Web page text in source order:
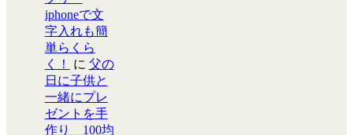
iphoneで文
字入れも簡
単らくら
く！
に 父の
日に子供と
一緒にプレ
ゼントを手
作り 100均